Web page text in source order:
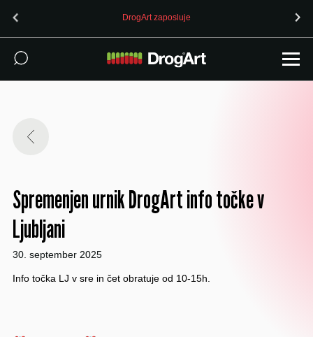
DrogArt zaposluje
Spremenjen urnik DrogArt info točke v
Ljubljani
30. september 2025
Info točka LJ v sre in čet obratuje od 10-15h.